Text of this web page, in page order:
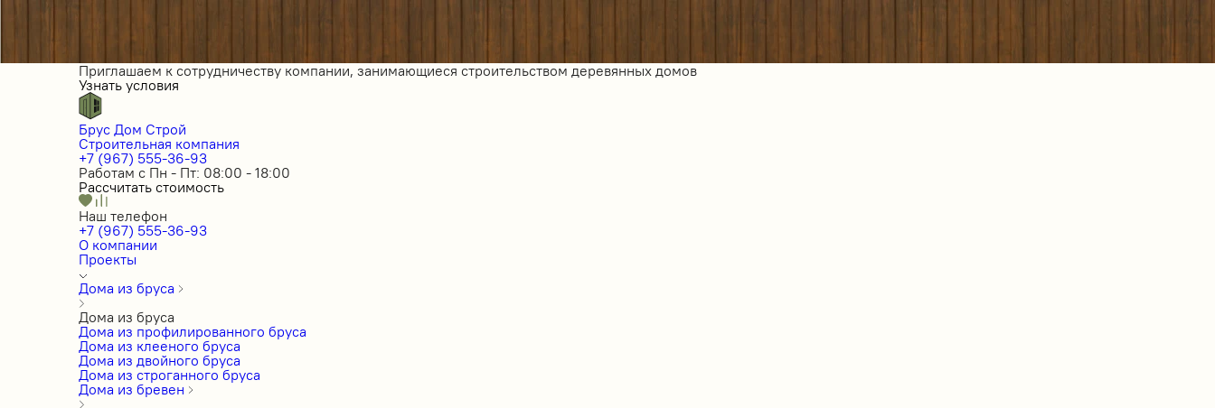
Приглашаем к сотрудничеству компании, занимающиеся строительством деревянных домов
Узнать условия
Брус Дом Строй
Строительная компания
+7 (967) 555-36-93
Работам с Пн - Пт: 08:00 - 18:00
Рассчитать стоимость
Наш телефон
+7 (967) 555-36-93
О компании
Проекты
Дома из бруса
Дома из бруса
Дома из профилированного бруса
Дома из клееного бруса
Дома из двойного бруса
Дома из строганного бруса
Дома из бревен